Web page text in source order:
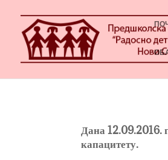
Дана 12.09.2016.
капацитету.